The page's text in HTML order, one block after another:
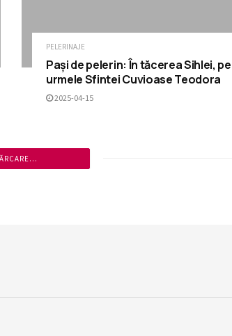
PELERINAJE
Pași de pelerin: În tăcerea Sihlei, pe
urmele Sfintei Cuvioase Teodora
2025-04-15